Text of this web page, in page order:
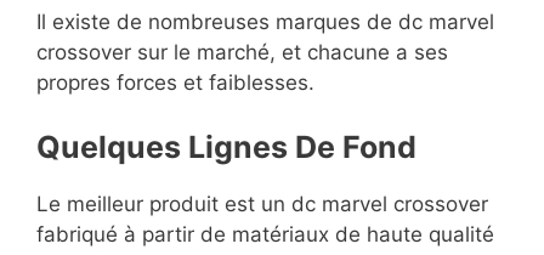
Il existe de nombreuses marques de dc marvel
crossover sur le marché, et chacune a ses
propres forces et faiblesses.
Quelques Lignes De Fond
Le meilleur produit est un dc marvel crossover
fabriqué à partir de matériaux de haute qualité